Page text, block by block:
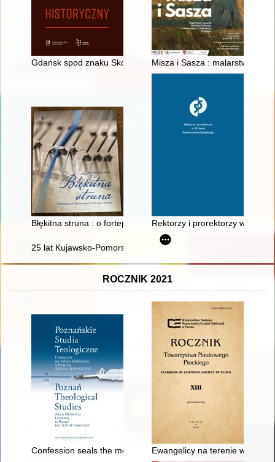
Gdańsk spod znaku Skorpiona? : z dociekańMisza i Sasza : malarstwo i
Błękitna struna : o fortepianach romantycznych Fryderyka
Rektorzy i prorektorzy w 55-
25 lat Kujawsko-Pomorskiego Kolegium Instruktorów
ROCZNIK 2021
Confession seals the mouth" : the cult of St. John of
Ewangelicy na terenie